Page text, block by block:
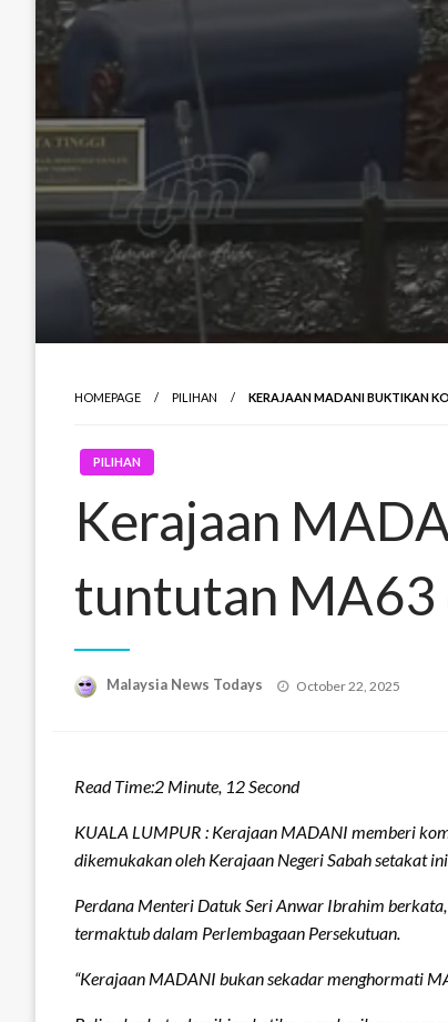
HOMEPAGE PILIHAN KERAJAAN MADANI BUKTIKAN
PILIHAN
Kerajaan
tuntutan MA63
Malaysia News Todays
Posted
October 22, 2025
Read Time:2 Minute, 12 Second
KUALA LUMPUR : Kerajaan MADANI memberi
dikemukakan oleh Kerajaan Negeri Sabah setakat
Perdana Menteri Datuk Seri Anwar Ibrahim
termaktub dalam Perlembagaan Persekutuan.
“Kerajaan MADANI bukan sekadar menghormati